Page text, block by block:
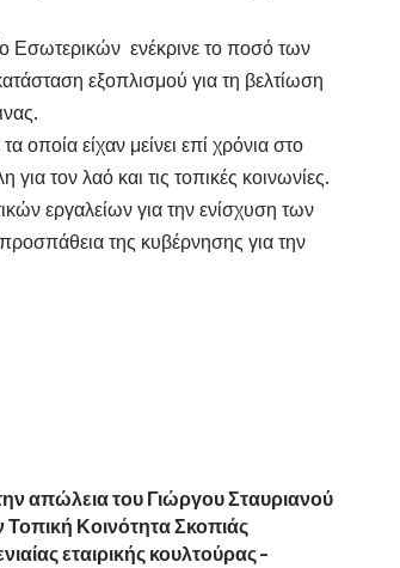
Εσωτερικών ενέκρινε το ποσό των
εξοπλισμού για τη βελτίωση
οποία είχαν μείνει επί χρόνια στο
τον λαό και τις τοπικές κοινωνίες.
εργαλείων για την ενίσχυση των
της κυβέρνησης για την
απώλεια του Γιώργου Σταυριανού
Κοινότητα Σκοπιάς
εταιρικής κουλτούρας –